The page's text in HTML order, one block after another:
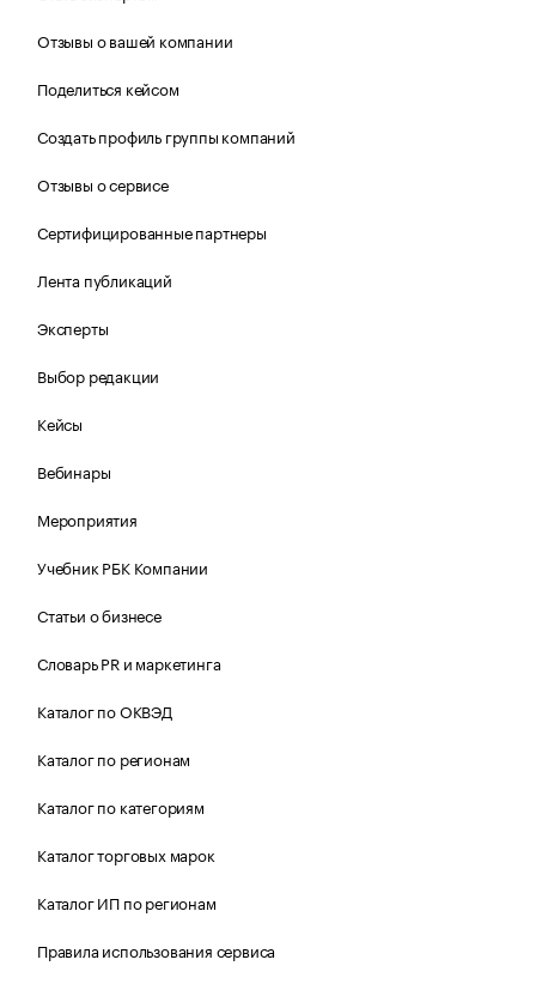
Отзывы о вашей компании
Поделиться кейсом
Создать профиль группы компаний
Отзывы о сервисе
Сертифицированные партнеры
Лента публикаций
Эксперты
Выбор редакции
Кейсы
Вебинары
Мероприятия
Учебник РБК Компании
Статьи о бизнесе
Словарь PR и маркетинга
Каталог по ОКВЭД
Каталог по регионам
Каталог по категориям
Каталог торговых марок
Каталог ИП по регионам
Правила использования сервиса